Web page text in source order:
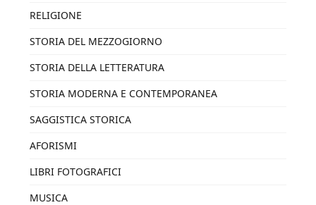
RELIGIONE
STORIA DEL MEZZOGIORNO
STORIA DELLA LETTERATURA
STORIA MODERNA E CONTEMPORANEA
SAGGISTICA STORICA
AFORISMI
LIBRI FOTOGRAFICI
MUSICA